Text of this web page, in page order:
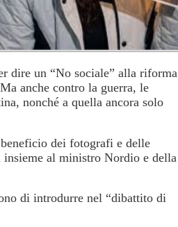
dire un “No sociale” alla riforma
anche contro la guerra, le
nonché a quella ancora solo
dei fotografi e delle
al ministro Nordio e della
di introdurre nel “dibattito di